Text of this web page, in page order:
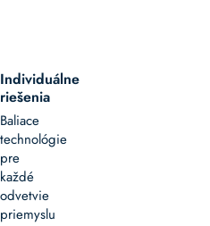
Individuálne
riešenia
Baliace
technológie
pre
každé
odvetvie
priemyslu